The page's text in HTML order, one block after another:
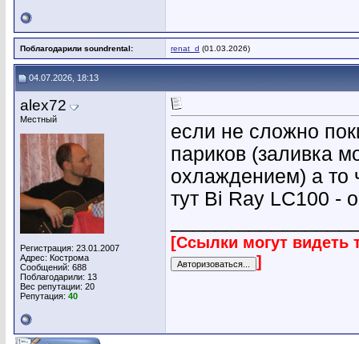
Поблагодарили soundrental: renat_d (01.03.2026)
04.07.2026, 18:13
alex72
Местный
Регистрация: 23.01.2007
Адрес: Кострома
Сообщений: 688
Поблагодарили: 13
Вес репутации: 20
Репутация: 40
если не сложно
париков (заливка
охлаждением) а то
тут Bi Ray LC100 -
[Ссылки могут видеть
]